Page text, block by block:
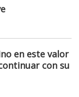
en este valor
con su